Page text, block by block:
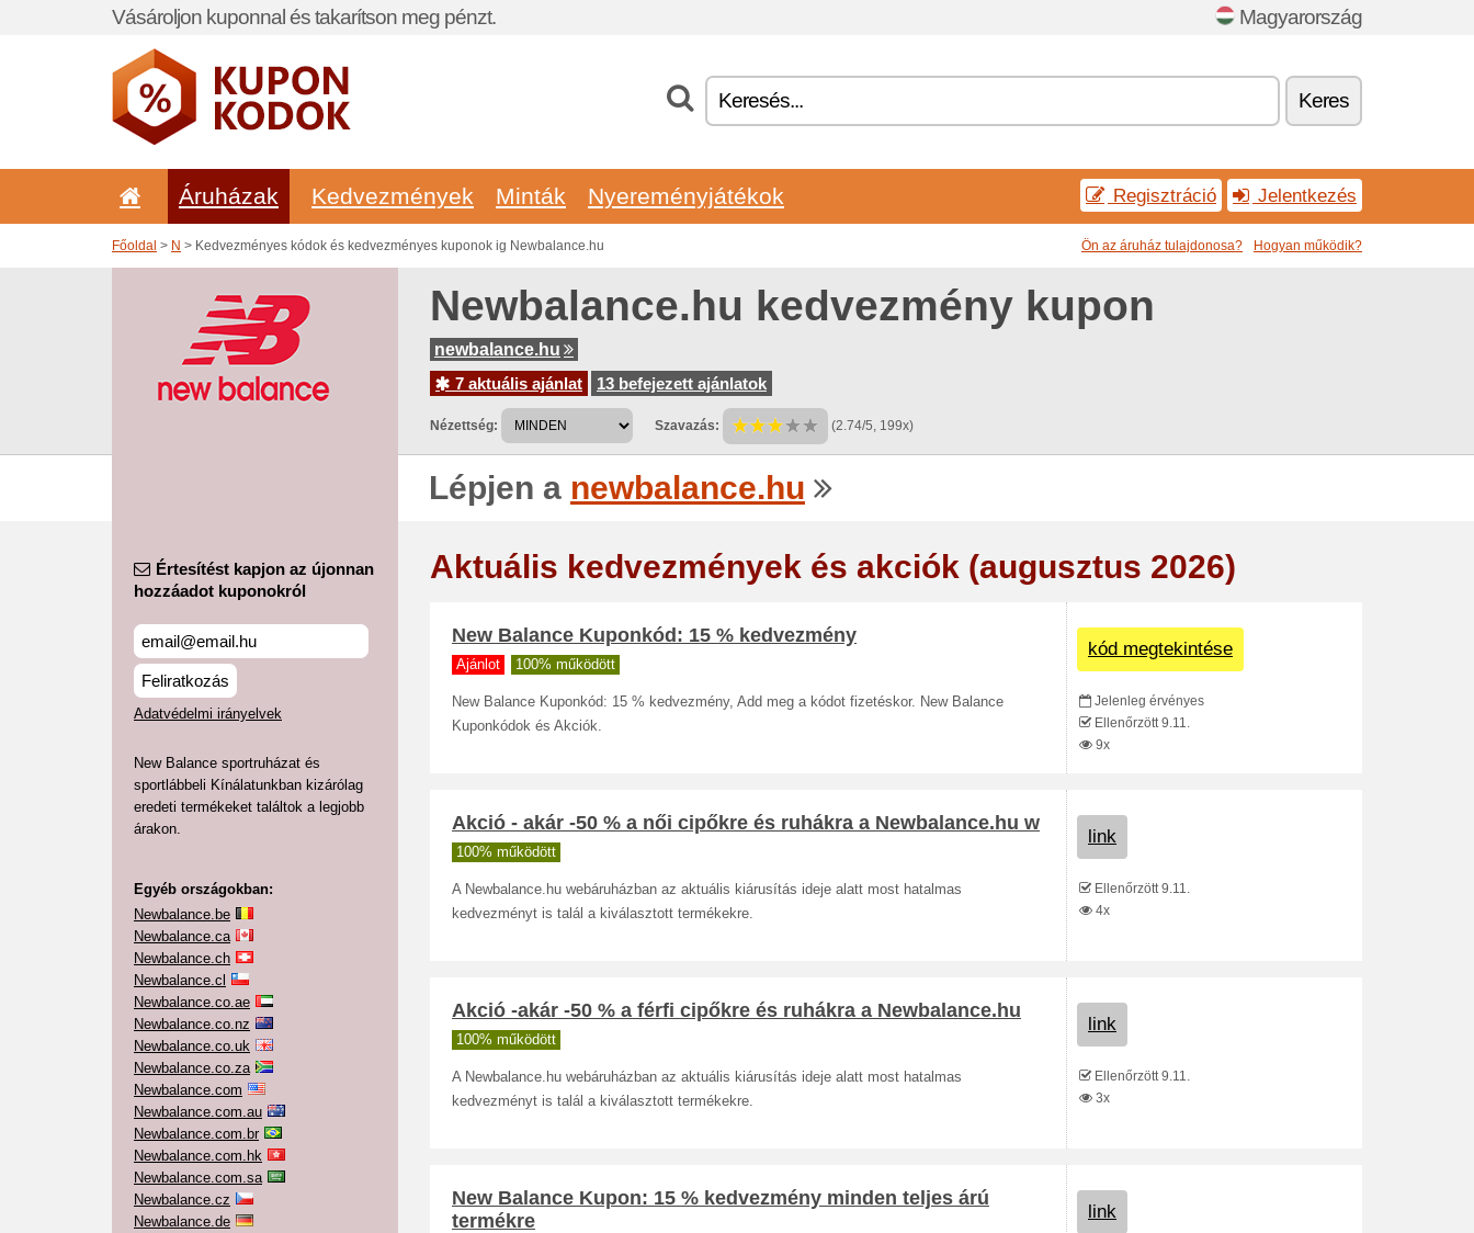
Vásároljon kuponnal és takarítson meg pénzt. Magyarország
Keres
Áruházak Kedvezmények Minták Nyereményjátékok Regisztráció Jelentkezés
Főoldal > N > Kedvezményes kódok és kedvezményes kuponok ig Newbalance.hu Ön az áruház tulajdonosa? Hogyan működik?
Newbalance.hu kedvezmény kupon
newbalance.hu
7 aktuális ajánlat
13 befejezett ajánlatok
Nézettség: Szavazás: (2.74/5, 199x)
Lépjen a newbalance.hu
Értesítést kapjon az újonnan
hozzáadot kuponokról
Feliratkozás
Adatvédelmi irányelvek
New Balance sportruházat és
sportlábbeli Kínálatunkban kizárólag
eredeti termékeket találtok a legjobb
árakon.
Egyéb országokban:
Newbalance.be
Newbalance.ca
Newbalance.ch
Newbalance.cl
Newbalance.co.ae
Newbalance.co.nz
Newbalance.co.uk
Newbalance.co.za
Newbalance.com
Newbalance.com.au
Newbalance.com.br
Newbalance.com.hk
Newbalance.com.sa
Newbalance.cz
Newbalance.de
Aktuális kedvezmények és akciók (augusztus 2026)
New Balance Kuponkód: 15 % kedvezmény
Ajánlot 100% működött
New Balance Kuponkód: 15 % kedvezmény, Add meg a kódot fizetéskor. New Balance
Kuponkódok és Akciók.
kód megtekintése
Jelenleg érvényes
Ellenőrzött 9.11.
9x
Akció - akár -50 % a női cipőkre és ruhákra a Newbalance.hu w
100% működött
A Newbalance.hu webáruházban az aktuális kiárusítás ideje alatt most hatalmas
kedvezményt is talál a kiválasztott termékekre.
link
Ellenőrzött 9.11.
4x
Akció -akár -50 % a férfi cipőkre és ruhákra a Newbalance.hu
100% működött
A Newbalance.hu webáruházban az aktuális kiárusítás ideje alatt most hatalmas
kedvezményt is talál a kiválasztott termékekre.
link
Ellenőrzött 9.11.
3x
New Balance Kupon: 15 % kedvezmény minden teljes árú
termékre
link